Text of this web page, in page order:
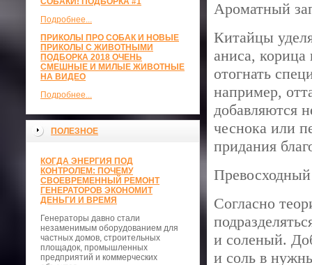
Подробнее...
ПРИКОЛЫ ПРО СОБАК И НОВЫЕ
ПРИКОЛЫ С ЖИВОТНЫМИ
ПОДБОРКА 2018 ОЧЕНЬ
СМЕШНЫЕ И МИЛЫЕ ЖИВОТНЫЕ
НА ВИДЕО
Подробнее...
ПОЛЕЗНОЕ
КОГДА ЭНЕРГИЯ ПОД
КОНТРОЛЕМ: ПОЧЕМУ
СВОЕВРЕМЕННЫЙ РЕМОНТ
ГЕНЕРАТОРОВ ЭКОНОМИТ
ДЕНЬГИ И ВРЕМЯ
Генераторы давно стали
незаменимым оборудованием для
частных домов, строительных
площадок, промышленных
предприятий и коммерческих
Ароматный
Китайцы
аниса,
отогнать
например,
добавляются
чеснока или
придания
Согласно
и соленый.
и соль в